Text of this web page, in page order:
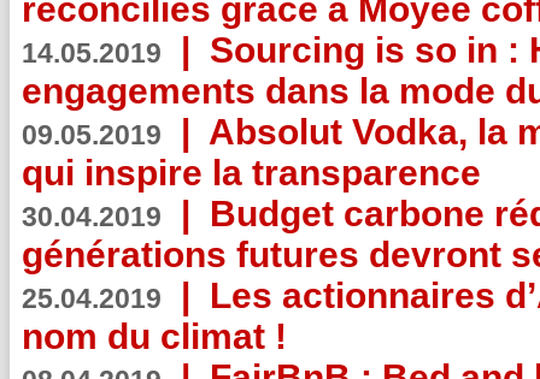
réconciliés grâce à Moyee
14.05.2019 | Sourcing is so in :
engagements dans la mode
09.05.2019 | Absolut Vodka, la
qui inspire la transparence
30.04.2019 | Budget carbone
générations futures devront
25.04.2019 | Les actionnaires
nom du climat !